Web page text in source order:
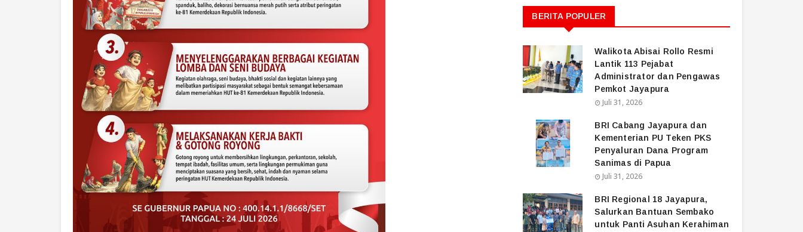
BERITA POPULER
Walikota Abisai Rollo Resmi
Lantik 113 Pejabat
Administrator dan Pengawas
Pemkot Jayapura
Juli 31, 2026
BRI Cabang Jayapura dan
Kementerian PU Teken PKS
Penyaluran Dana Program
Sanimas di Papua
Juli 31, 2026
BRI Regional 18 Jayapura,
Salurkan Bantuan Sembako
untuk Panti Asuhan Kerahiman